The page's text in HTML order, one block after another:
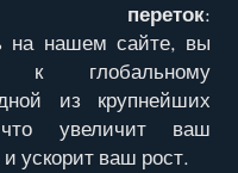
переток:
на нашем сайте, вы
к глобальному
из крупнейших
увеличит ваш
ускорит ваш рост.